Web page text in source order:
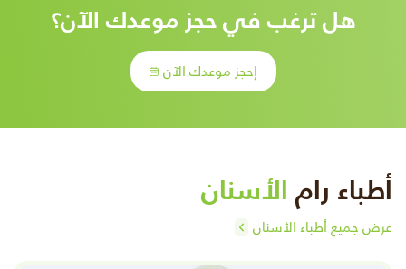
هل ترغب في حجز موعدك الآن؟
إحجز موعدك الآن
أطباء رامالأسنان
عرض جميع أطباء الأسنان